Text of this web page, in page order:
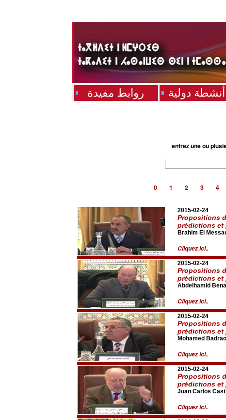
روابط مفيدة أنشطة دولية
entrez une ou
0 1 2 3 4
2015-02-24
Propositions
prédictions et
Brahim El
Cliquez ici..
2015-02-24
Propositions
prédictions et
Abdelhamid
Cliquez ici..
2015-02-24
Propositions
prédictions et
Mohamed
Cliquez ici..
2015-02-24
Propositions
prédictions et
Juan Carlos
Cliquez ici..